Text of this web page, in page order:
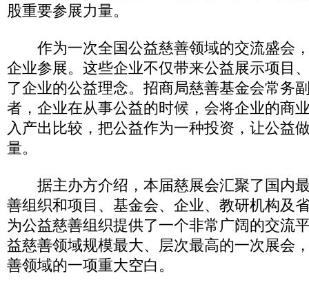
股重要参展力量。
作为一次全国公益慈善领域的交流盛会
企业参展。这些企业不仅带来公益展示项目
了企业的公益理念。招商局慈善基金会常务
者，企业在从事公益的时候，会将企业的商
入产出比较，把公益作为一种投资，让公益
量。
据主办方介绍，本届慈展会汇聚了国内
善组织和项目、基金会、企业、教研机构及
为公益慈善组织提供了一个非常广阔的交流
益慈善领域规模最大、层次最高的一次展会
善领域的一项重大空白。